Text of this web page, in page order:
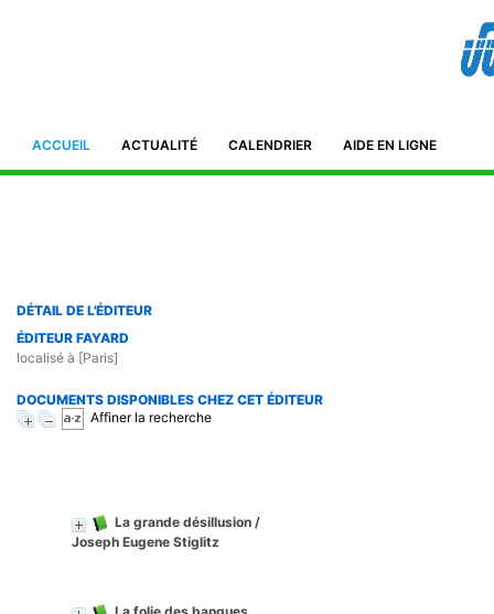
DÉTAIL DE L'ÉDITEUR
ÉDITEUR FAYARD
localisé à [Paris]
DOCUMENTS DISPONIBLES CHEZ CET ÉDITEUR
Affiner la recherche
La grande désillusion /
Joseph Eugene Stiglitz
ACCUEIL ACTUALITÉ CALENDRIER AIDE EN LIGNE